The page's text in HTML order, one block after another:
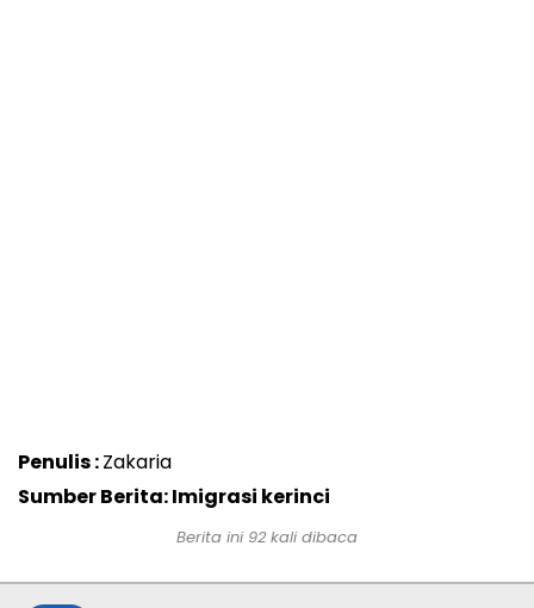
Penulis :Zakaria
Sumber Berita: Imigrasi kerinci
Berita ini 92 kali dibaca